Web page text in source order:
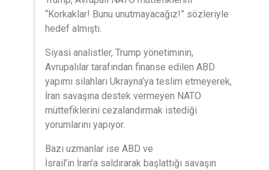
“Korkaklar! Bunu unutmayacağız!” sözleriyle
hedef almıştı.
Siyasi analistler, Trump yönetiminin,
Avrupalılar tarafından finanse edilen ABD
yapımı silahları Ukrayna’ya teslim etmeyerek,
İran savaşına destek vermeyen NATO
müttefiklerini cezalandırmak istediği
yorumlarını yapıyor.
Bazı uzmanlar ise ABD ve
İsrail’in İran’a saldırarak başlattığı savaşın